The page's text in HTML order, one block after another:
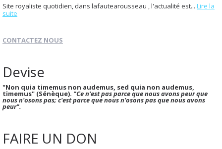
Site royaliste quotidien, dans lafautearousseau , l'actualité est... Lire la
suite
CONTACTEZ NOUS
Devise
"Non quia timemus non audemus, sed quia non audemus,
timemus" (Sénèque). "Ce n'est pas parce que nous avons peur que
nous n'osons pas; c'est parce que nous n'osons pas que nous avons
peur".
FAIRE UN DON